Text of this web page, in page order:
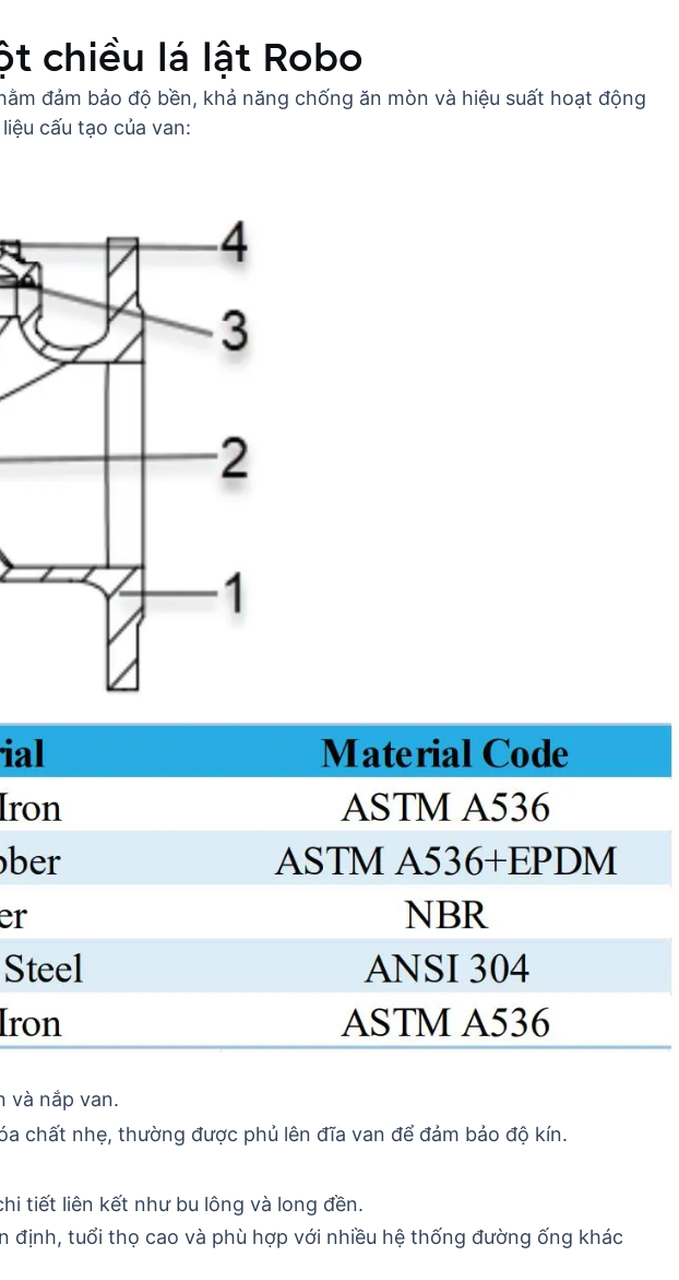
chiều lá lật Robo
đảm bảo độ bền, khả năng chống ăn mòn và hiệu suất hoạt động
cấu tạo của van:
và nắp van.
chất nhẹ, thường được phủ lên đĩa van để đảm bảo độ kín.
tiết liên kết như bu lông và long đền.
định, tuổi thọ cao và phù hợp với nhiều hệ thống đường ống khác